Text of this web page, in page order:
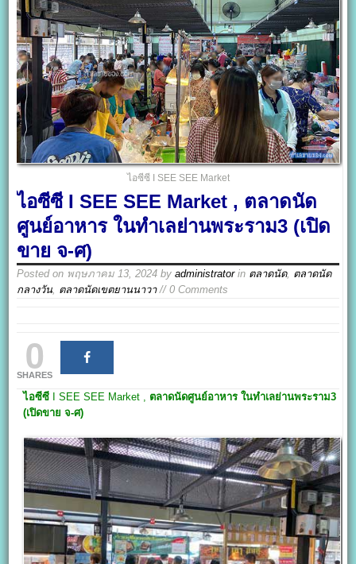
ไอซีซี I SEE SEE Market
ไอซีซี I SEE SEE Market , ตลาดนัด
ศูนย์อาหาร ในทำเลย่านพระราม3 (เปิด
ขาย จ-ศ)
Posted on พฤษภาคม 13, 2024 byadministratorin ตลาดนัด, ตลาดนัด
กลางวัน, ตลาดนัดเขตยานนาวา// 0 Comments
0
SHARES
ไอซีซี I SEE SEE Market , ตลาดนัดศูนย์อาหาร ในทำเลย่านพระราม3
(เปิดขาย จ-ศ)